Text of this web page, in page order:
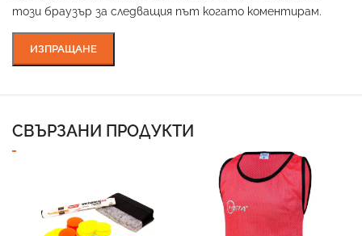
този браузър за следващия път когато коментирам.
СВЪРЗАНИ ПРОДУКТИ